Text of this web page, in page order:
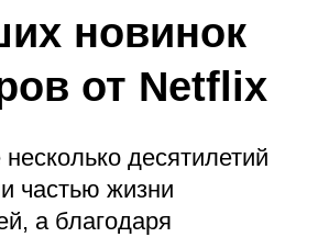
новинок
от Netflix
десятилетий
частью жизни
а благодаря